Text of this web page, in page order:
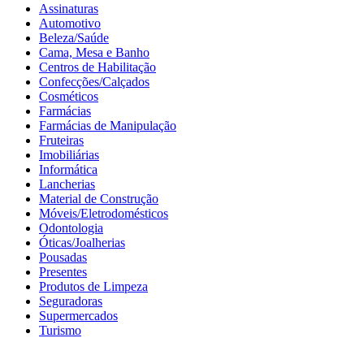
Assinaturas
Automotivo
Beleza/Saúde
Cama, Mesa e Banho
Centros de Habilitação
Confecções/Calçados
Cosméticos
Farmácias
Farmácias de Manipulação
Fruteiras
Imobiliárias
Informática
Lancherias
Material de Construção
Móveis/Eletrodomésticos
Odontologia
Óticas/Joalherias
Pousadas
Presentes
Produtos de Limpeza
Seguradoras
Supermercados
Turismo